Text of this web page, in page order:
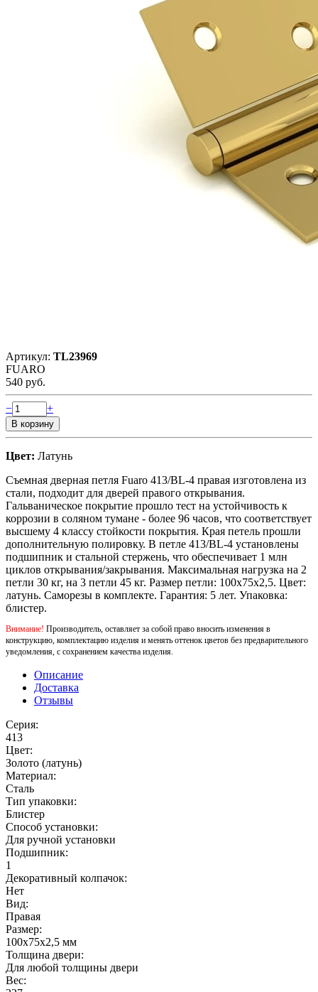
Артикул: TL23969
FUARO
540 руб.
− +
Цвет: Латунь
Съемная дверная петля Fuaro 413/BL-4 правая изготовлена из
стали, подходит для дверей правого открывания.
Гальваническое покрытие прошло тест на устойчивость к
коррозии в соляном тумане - более 96 часов, что соответствует
высшему 4 классу стойкости покрытия. Края петель прошли
дополнительную полировку. В петле 413/BL-4 установлены
подшипник и стальной стержень, что обеспечивает 1 млн
циклов открывания/закрывания. Максимальная нагрузка на 2
петли 30 кг, на 3 петли 45 кг. Размер петли: 100x75x2,5. Цвет:
латунь. Саморезы в комплекте. Гарантия: 5 лет. Упаковка:
блистер.
Внимание! Производитель, оставляет за собой право вносить изменения в
конструкцию, комплектацию изделия и менять оттенок цветов без предварительного
уведомления, с сохранением качества изделия.
Описание
Доставка
Отзывы
Серия:
413
Цвет:
Золото (латунь)
Материал:
Сталь
Тип упаковки:
Блистер
Способ установки:
Для ручной установки
Подшипник:
1
Декоративный колпачок:
Нет
Вид:
Правая
Размер:
100x75x2,5 мм
Толщина двери:
Для любой толщины двери
Вес: